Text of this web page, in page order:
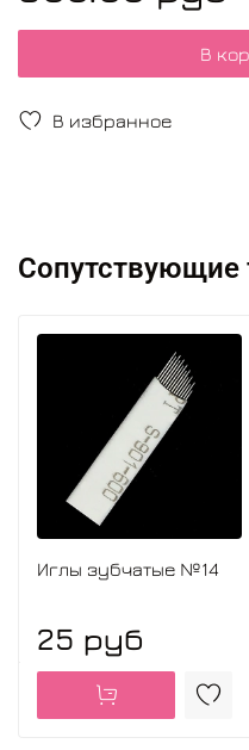
В избранное
В
Сопутствующие
Иглы зубчатые №14
25 руб